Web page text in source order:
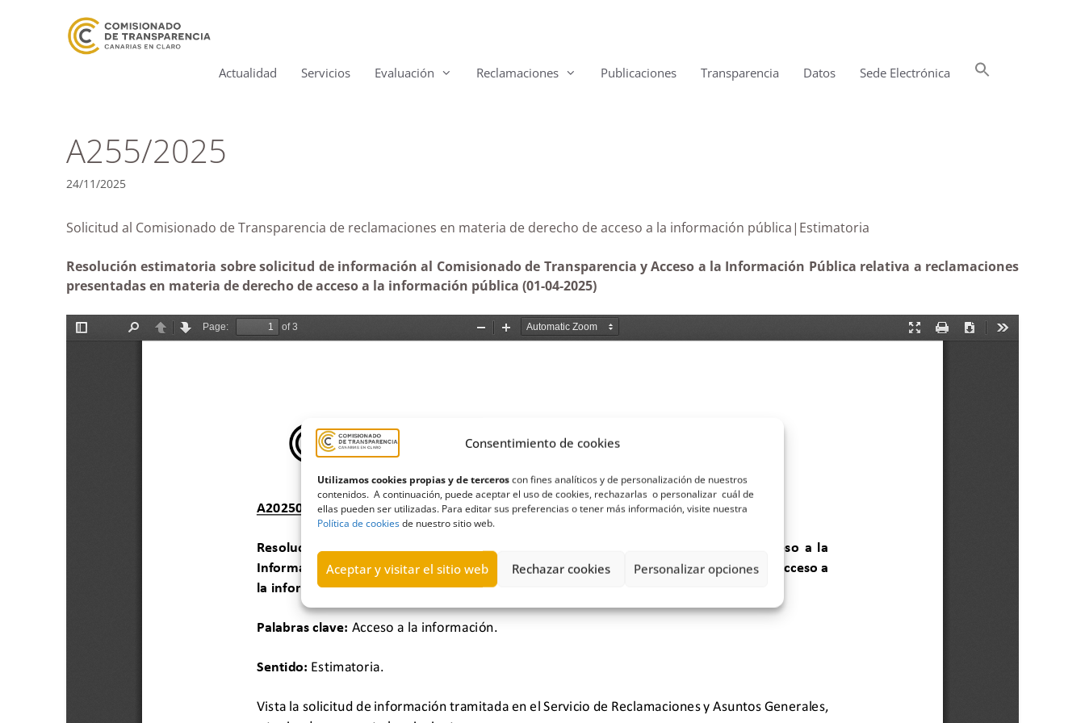
Consentimiento de cookies
Utilizamos cookies propias y de terceroscon fines analíticos y de personalización de nuestros
contenidos. A continuación, puede aceptar el uso de cookies, rechazarlas o personalizar cuál de
ellas pueden ser utilizadas. Para editar sus preferencias o tener más información, visite nuestra
Política de cookiesde nuestro sitio web.
Aceptar y visitar el sitio web Rechazar cookies Personalizar opciones
Actualidad Servicios Evaluación Reclamaciones Publicaciones Transparencia Datos Sede Electrónica
A255/2025
24/11/2025
Solicitud al Comisionado de Transparencia de reclamaciones en materia de derecho de acceso a la información pública|Estimatoria
Resolución estimatoria sobre solicitud de información al Comisionado de Transparencia y Acceso a la Información Pública relativa a reclamaciones
presentadas en materia de derecho de acceso a la información pública (01-04-2025)